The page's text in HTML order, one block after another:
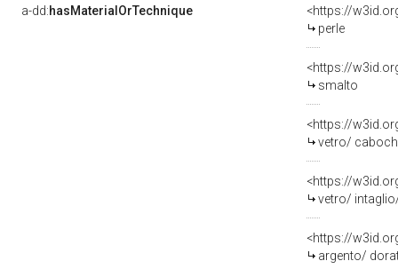
a-dd:hasMaterialOrTechnique
<https://
perle
<https://
smalto
<https://
vetro/
<https://
vetro/
<https://
argento/